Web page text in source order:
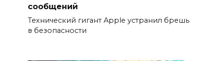
сообщений
Технический гигант Apple устранил брешь
в безопасности